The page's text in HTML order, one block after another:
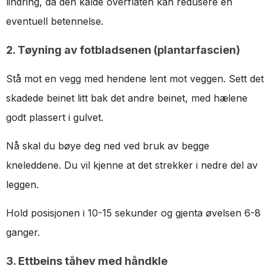
eventuell betennelse.
2. Tøyning av fotbladsenen (plantarfascien)
Stå mot en vegg med hendene lent mot veggen. Sett det
skadede beinet litt bak det andre beinet, med hælene
godt plassert i gulvet.
Nå skal du bøye deg ned ved bruk av begge
kneleddene. Du vil kjenne at det strekker i nedre del av
leggen.
Hold posisjonen i 10-15 sekunder og gjenta øvelsen 6-8
ganger.
3. Ettbeins tåhev med håndkle